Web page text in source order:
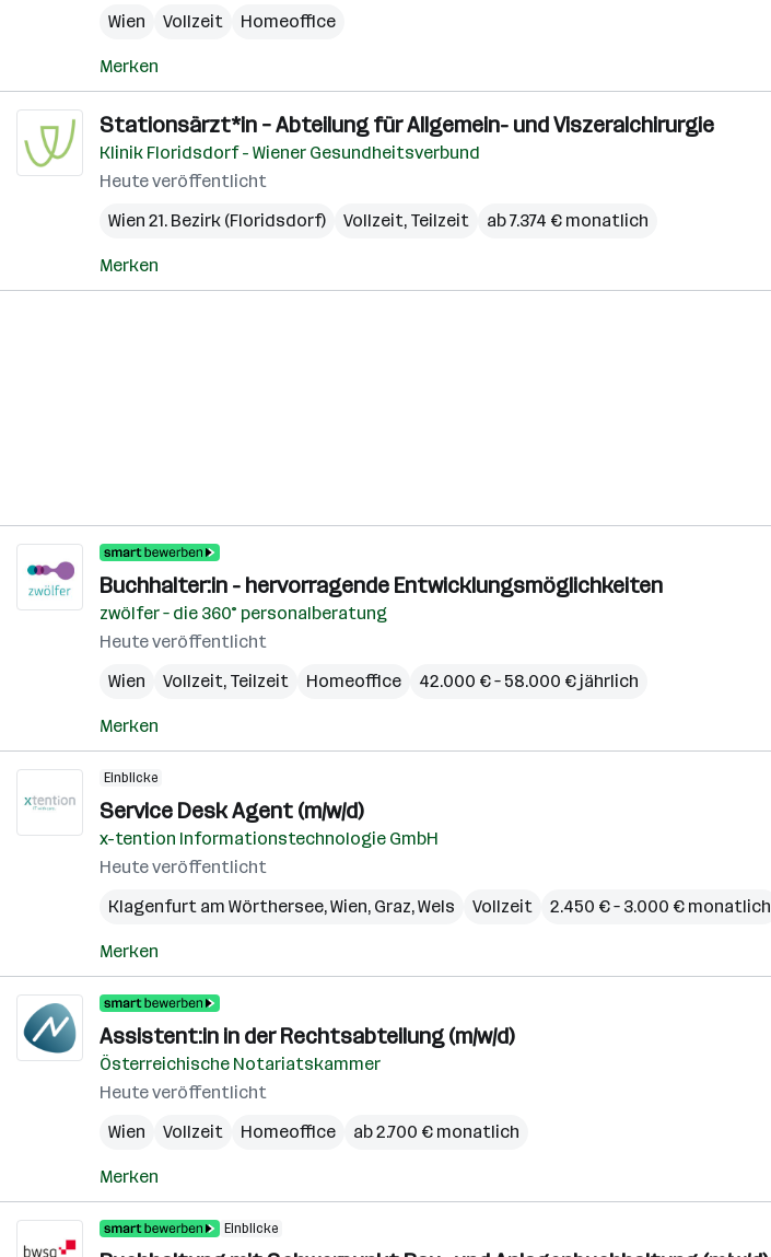
Wien
Vollzeit Homeoffice
Merken
Stationsärzt*in – Abteilung für Allgemein- und Viszeralchirurgie
Klinik Floridsdorf - Wiener Gesundheitsverbund
Heute veröffentlicht
Wien 21. Bezirk (Floridsdorf)
Vollzeit, Teilzeit ab 7.374 € monatlich
Merken
Buchhalter:in - hervorragende Entwicklungsmöglich­keiten
zwölfer – die 360° personalberatung
Heute veröffentlicht
Wien
Vollzeit, Teilzeit Homeoffice 42.000 € – 58.000 € jährlich
Merken
Einblicke
Service Desk Agent (m/w/d)
x-tention Informationstechnologie GmbH
Heute veröffentlicht
Klagenfurt am Wörthersee,Wien, Graz,Wels Vollzeit 2.450 € – 3.000 € monatlich
Merken
Assistent:in in der Rechtsabteilung (m/w/d)
Österreichische Notariatskammer
Heute veröffentlicht
Wien
Vollzeit Homeoffice ab 2.700 € monatlich
Merken
Einblicke